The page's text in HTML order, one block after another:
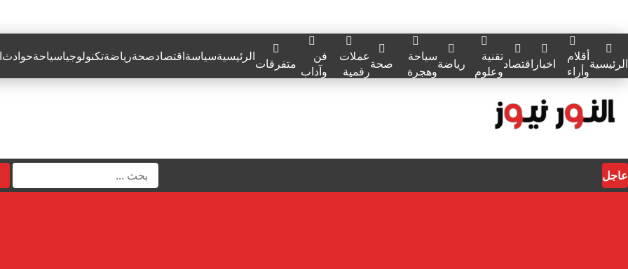
الرئيسيةأقلام
وأراء
اخبار اقتصادتقنية
وعلوم
رياضةسياحة
وهجرة
صحةعملات
رقمية
فن
وآداب متفرقاتالرئيسيةسياسةاقتصادصحةرياضةتكنولوجياسياحةحوادث
عاجل